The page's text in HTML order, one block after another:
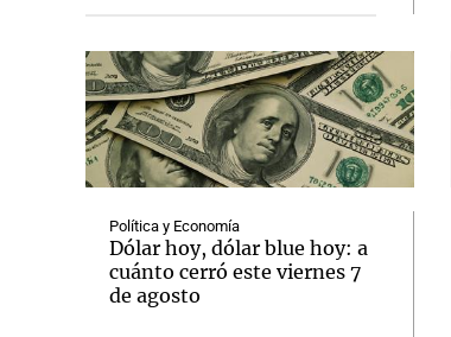
Política y Economía
Dólar hoy, dólar blue hoy: a
cuánto cerró este viernes 7
de agosto